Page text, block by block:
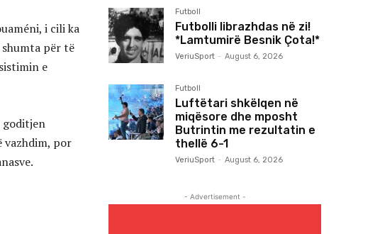
i cili ka
për të
e
goditjen
vazhdim, por
Futboll
Futbolli librazhdas në zi!
*Lamtumirë Besnik Çota!*
VeriuSport - August 6, 2026
Futboll
Luftëtari shkëlqen në
miqësore dhe mposht
Butrintin me rezultatin e
thellë 6-1
VeriuSport - August 6, 2026
- Advertisement -